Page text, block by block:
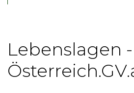
Lebenslagen -